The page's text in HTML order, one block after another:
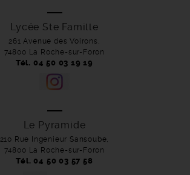
Lycée Ste Famille
261 Avenue des Voirons,
74800 La Roche-sur-Foron
Tél. 04 50 03 19 19
Le Pyramide
210 Rue Ingenieur Sansoube,
74800 La Roche-sur-Foron
Tél. 04 50 03 57 58